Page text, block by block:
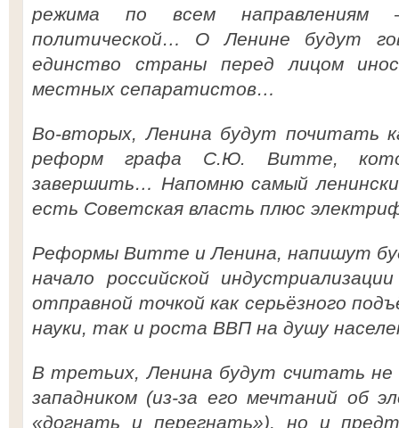
режима по всем направлениям
политической… О Ленине будут
единство страны перед лицом
местных сепаратистов…
Во-вторых, Ленина будут почитать
реформ графа С.Ю. Витте,
завершить… Напомню самый
есть Советская власть плюс
Реформы Витте и Ленина, напишут
начало российской
отправной точкой как серьёзного
науки, так и роста ВВП на душу
В третьих, Ленина будут считать не
западником (из-за его мечтаний об
«догнать и перегнать»), но и